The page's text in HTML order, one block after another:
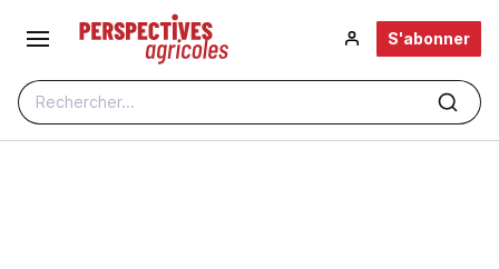
Aller au contenu principal
Rechercher...
S'abonner